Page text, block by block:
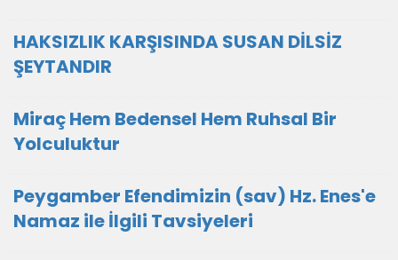
HAKSIZLIK KARŞISINDA SUSAN DİLSİZ
ŞEYTANDIR
Miraç Hem Bedensel Hem Ruhsal Bir
Yolculuktur
Peygamber Efendimizin (sav) Hz. Enes'e
Namaz ile İlgili Tavsiyeleri